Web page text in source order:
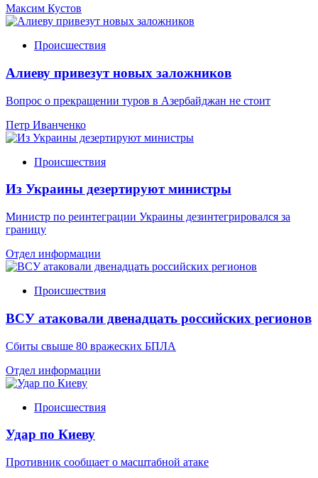
Максим Кустов
Происшествия
Алиеву привезут новых заложников
Вопрос о прекращении туров в Азербайджан не стоит
Петр Иванченко
Происшествия
Из Украины дезертируют министры
Министр по реинтеграции Украины дезинтегрировался за
границу
Отдел информации
Происшествия
ВСУ атаковали двенадцать российских регионов
Сбиты свыше 80 вражеских БПЛА
Отдел информации
Происшествия
Удар по Киеву
Противник сообщает о масштабной атаке